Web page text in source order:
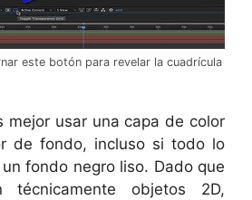
este botón para revelar la cuadrícula
mejor usar una capa de color
de fondo, incluso si todo lo
fondo negro liso. Dado que
objetos 2D,